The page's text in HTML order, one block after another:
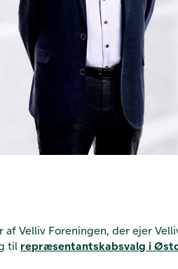
af Velliv Foreningen, der ejer
til repræsentantskabsvalg i